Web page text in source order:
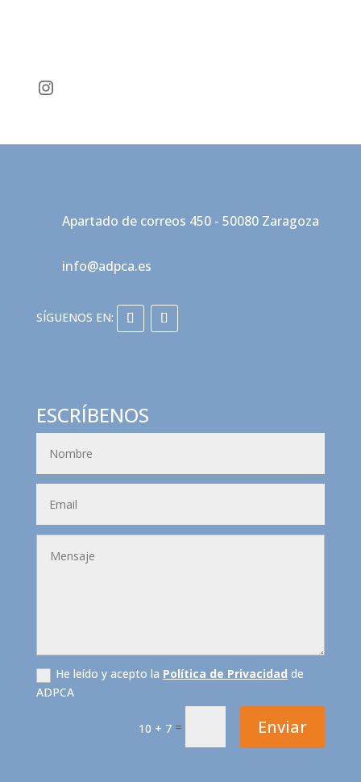
Instagram
Apartado de correos 450 - 50080 Zaragoza
info@adpca.es
ESCRÍBENOS
He leído y acepto la Política de Privacidad de
ADPCA
10 + 7 = Enviar